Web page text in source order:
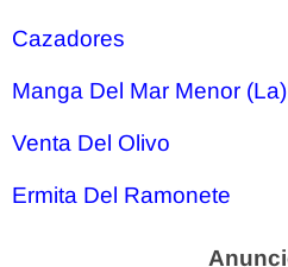
Cazadores
Manga Del Mar Menor (La)
Venta Del Olivo
Ermita Del Ramonete